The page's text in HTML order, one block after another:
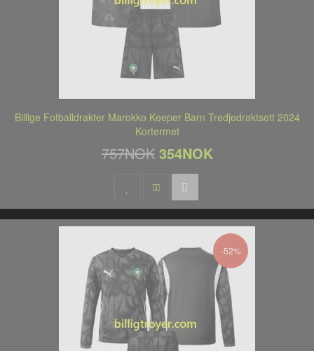
Billige Fotballdrakter Marokko Keeper Barn Tredjedraktsett 2024
Kortermet
757NOK 354NOK
-52%